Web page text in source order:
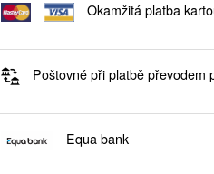
Okamžitá platba
Poštovné při platbě převodem
Equa bank